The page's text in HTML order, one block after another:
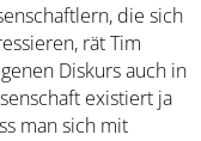
die sich
rät Tim
Diskurs auch in
existiert ja
man sich mit